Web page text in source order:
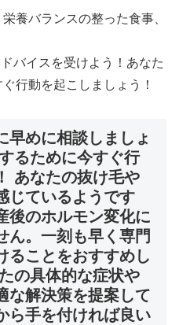
養バランスの整った食事、
バイスを受けよう！あなた
行動を起こしましょう！
早めに相談しましょ
るために今すぐ行
あなたの抜け毛や
じているようです
後のホルモン変化に
ん。一刻も早く専門
ることをおすすめし
の具体的な症状や
な解決策を提案して
ら手を付ければ良い